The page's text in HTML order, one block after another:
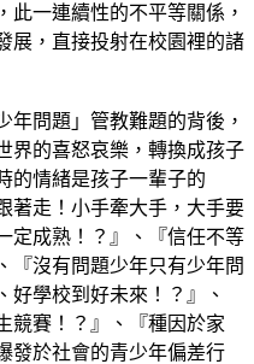
此一連續性的不平等關係，
展，直接投射在校園裡的諸
年問題」管教難題的背後，
界的喜怒哀樂，轉換成孩子
的情緒是孩子一輩子的
著走！小手牽大手，大手要
定成熟！？』、『信任不等
『沒有問題少年只有少年問
好學校到好未來！？』、
競賽！？』、『種因於家
發於社會的青少年偏差行